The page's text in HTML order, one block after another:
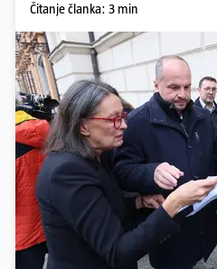
Čitanje članka: 3 min